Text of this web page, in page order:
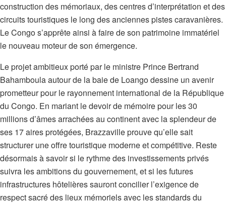
construction des mémoriaux, des centres d’interprétation et des
circuits touristiques le long des anciennes pistes caravanières.
Le Congo s’apprête ainsi à faire de son patrimoine immatériel
le nouveau moteur de son émergence.
Le projet ambitieux porté par le ministre Prince Bertrand
Bahamboula autour de la baie de Loango dessine un avenir
prometteur pour le rayonnement international de la République
du Congo. En mariant le devoir de mémoire pour les 30
millions d’âmes arrachées au continent avec la splendeur de
ses 17 aires protégées, Brazzaville prouve qu’elle sait
structurer une offre touristique moderne et compétitive. Reste
désormais à savoir si le rythme des investissements privés
suivra les ambitions du gouvernement, et si les futures
infrastructures hôtelières sauront concilier l’exigence de
respect sacré des lieux mémoriels avec les standards du